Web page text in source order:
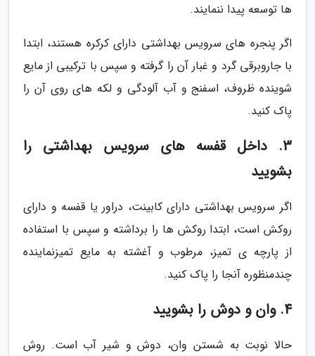
ها توسعه پیدا ننمایند.
اگر پنجره های سرویس بهداشتی دارای کرکره هستند، ابتدا
با جاروبرقی گرد و غبار آن را گرفته و سپس با ترکیبی از مایع
شوینده ظروف، اسفنج و آب آلودگی و لکه های روی آن را
پاک کنید.
3. داخل قفسه های سرویس بهداشتی را
بشویید
اگر سرویس بهداشتی دارای کابینت، دراور یا قفسه و دارای
روکش است، ابتدا روکش ها را برداشته و سپس با استفاده
از پارچه ی تمیز، مرطوب و آغشته به مایع تمیزنماینده
چندمنظوره آنجا را پاک کنید.
4. وان و دوش را بشویید
حالا نوبت به شستن وان، دوش و شیر آب است. روش